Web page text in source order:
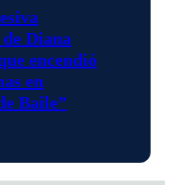
Diana
encendió
en
Baile”